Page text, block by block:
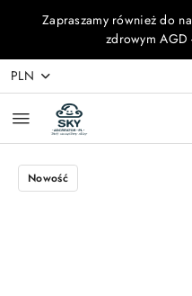
Przejdź do treści
Przejdź do
Przejdź do moje
Przejdź do menu
Przejdź do opisu
Przejdź do stopki
Zapraszamy również do
zdrowym AGD
PLN
Nowość